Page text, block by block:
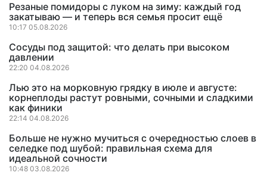
Резаные помидоры с луком на зиму: каждый год
закатываю — и теперь вся семья просит ещё
10:17 05.08.2026
Сосуды под защитой: что делать при высоком
давлении
22:20 04.08.2026
Лью это на морковную грядку в июле и августе:
корнеплоды растут ровными, сочными и сладкими
как финики
22:14 04.08.2026
Больше не нужно мучиться с очередностью слоев в
селедке под шубой: правильная схема для
идеальной сочности
10:48 03.08.2026